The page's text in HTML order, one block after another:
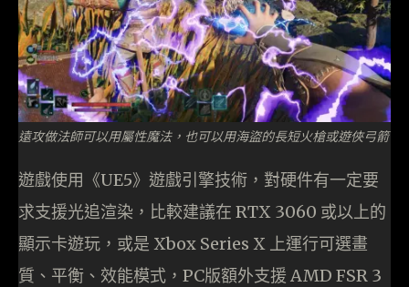
遠攻做法師可以用屬性魔法，也可以用海盜的長短火槍或遊俠弓箭
遊戲使用《UE5》遊戲引擎技術，對硬件有一定要
求支援光追渲染，比較建議在 RTX 3060 或以上的
顯示卡遊玩，或是 Xbox Series X 上運行可選畫
質、平衡、效能模式，PC版額外支援 AMD FSR 3